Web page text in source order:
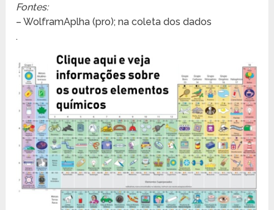
Fontes:
– WolframAplha (pro); na coleta dos dados
.